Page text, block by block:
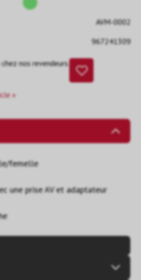
AVM-0002
967241309
nos revendeurs.
»
femelle
une prise AV et adaptateur